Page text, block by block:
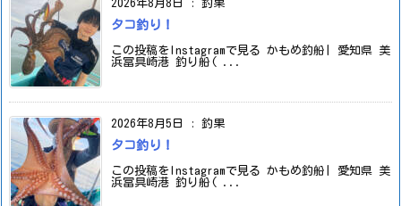
2026年8月8日 : 釣果
タコ釣り！
この投稿をInstagramで見る かもめ釣船| 愛知県 美
浜冨具崎港 釣り船( ...
2026年8月5日 : 釣果
タコ釣り！
この投稿をInstagramで見る かもめ釣船| 愛知県 美
浜冨具崎港 釣り船( ...